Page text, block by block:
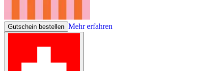
Gutschein bestellen Mehr erfahren